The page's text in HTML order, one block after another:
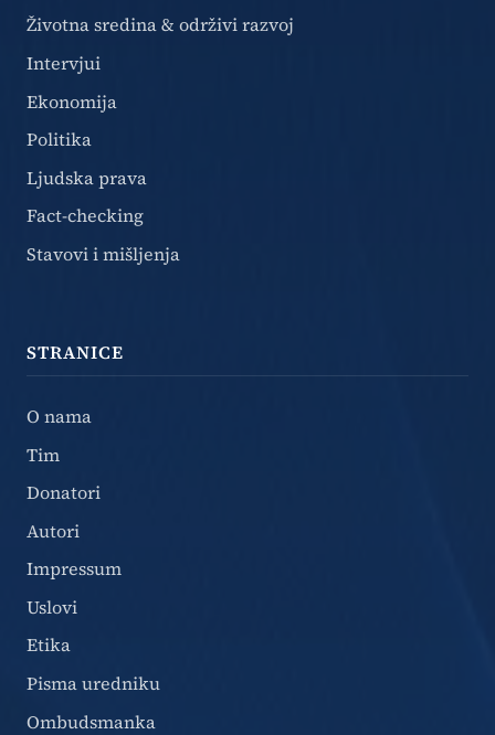
Životna sredina & održivi razvoj
Intervjui
Ekonomija
Politika
Ljudska prava
Fact-checking
Stavovi i mišljenja
STRANICE
O nama
Tim
Donatori
Autori
Impressum
Uslovi
Etika
Pisma uredniku
Ombudsmanka